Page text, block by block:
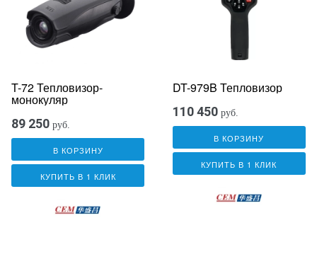
T-72 Тепловизор-
монокуляр
89 250 руб.
В КОРЗИНУ
КУПИТЬ В 1 КЛИК
DT-979B Тепловизор
110 450 руб.
В КОРЗИНУ
КУПИТЬ В 1 КЛИК